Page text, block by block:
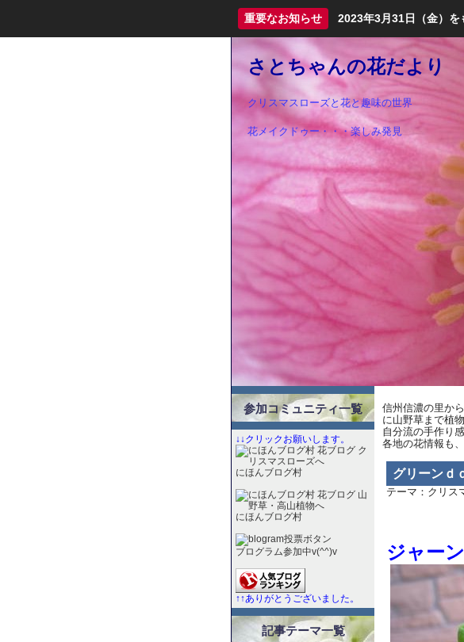
重要なお知らせ 2023年3月31日（金）を
さとちゃんの花だより
クリスマスローズと花と趣味の世界
花メイクドゥー・・・楽しみ発見
信州信濃の里か
に山野草まで植
自分流の手作り
各地の花情報も
グリーンｄ
テーマ： クリス
ジャー
参加コミュニティ一覧
↓↓クリックお願いします。
にほんブログ村
にほんブログ村
ブログラム参加中v(^^)v
↑↑ありがとうございました。
記事テーマ一覧